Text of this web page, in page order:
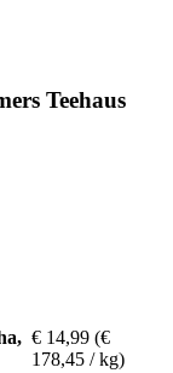
Teehaus
€ 14,99 (€
178,45 / kg)